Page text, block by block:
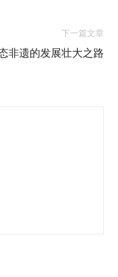
下一篇文章
非遗的发展壮大之路